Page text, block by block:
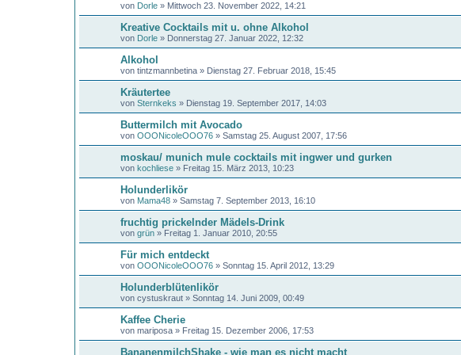
von Dorle» Mittwoch 23. November 2022, 14:21
Kreative Cocktails mit u. ohne Alkohol
von Dorle» Donnerstag 27. Januar 2022, 12:32
Alkohol
von tintzmannbetina» Dienstag 27. Februar 2018, 15:45
Kräutertee
von Sternkeks » Dienstag 19. September 2017, 14:03
Buttermilch mit Avocado
von OOONicoleOOO76» Samstag 25. August 2007, 17:56
moskau/ munich mule cocktails mit ingwer und gurken
von kochliese» Freitag 15. März 2013, 10:23
Holunderlikör
von Mama48» Samstag 7. September 2013, 16:10
fruchtig prickelnder Mädels-Drink
von grün» Freitag 1. Januar 2010, 20:55
Für mich entdeckt
von OOONicoleOOO76» Sonntag 15. April 2012, 13:29
Holunderblütenlikör
von cystuskraut» Sonntag 14. Juni 2009, 00:49
Kaffee Cherie
von mariposa» Freitag 15. Dezember 2006, 17:53
BananenmilchShake - wie man es nicht macht